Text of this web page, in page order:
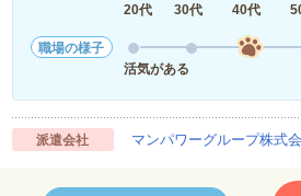
20代
30代 40代
職場の様子
活気がある
派遣会社 マンパワーグループ株式